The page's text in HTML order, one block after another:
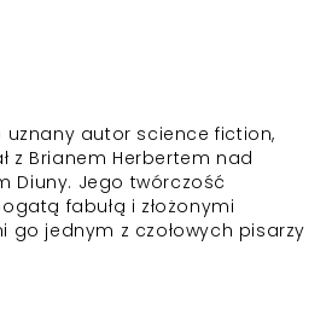
uznany autor science fiction,
z Brianem Herbertem nad
Diuny. Jego twórczość
fabułą i złożonymi
go jednym z czołowych pisarzy